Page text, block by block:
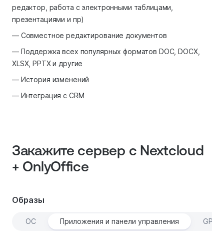
редактор, работа с электронными таблицами,
презентациями и пр)
— Совместное редактирование документов
— Поддержка всех популярных форматов DOC, DOCX,
XLSX, PPTX и другие
— История изменений
— Интеграция с CRM
Закажите сервер с Nextcloud
+ OnlyOffice
Образы
ОС Приложения и панели управления GPU